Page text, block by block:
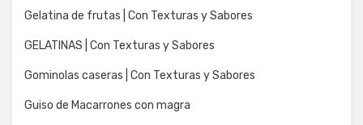
Gelatina de frutas | Con Texturas y Sabores
GELATINAS | Con Texturas y Sabores
Gominolas caseras | Con Texturas y Sabores
Guiso de Macarrones con magra